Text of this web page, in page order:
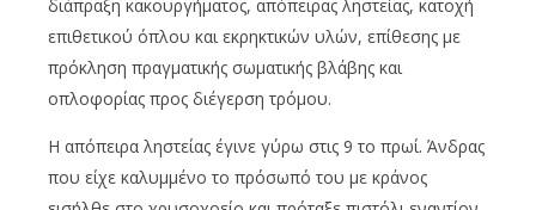
διάπραξη κακουργήματος, απόπειρας ληστείας, κατοχή
επιθετικού όπλου και εκρηκτικών υλών, επίθεσης με
πρόκληση πραγματικής σωματικής βλάβης και
οπλοφορίας προς διέγερση τρόμου.
Η απόπειρα ληστείας έγινε γύρω στις 9 το πρωί. Άνδρας
που είχε καλυμμένο το πρόσωπό του με κράνος